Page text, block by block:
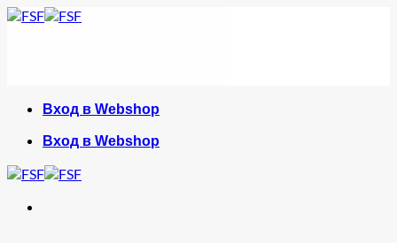
Skip
Вход в Webshop
Вход в Webshop